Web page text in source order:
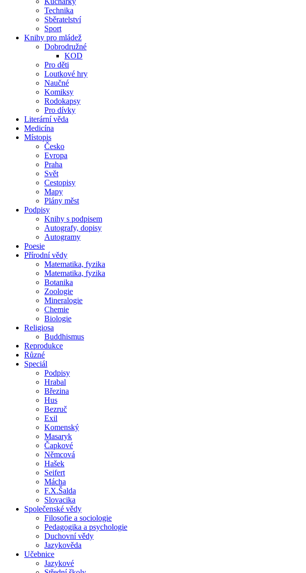
Technika
Sběratelství
Sport
Knihy pro mládež
Dobrodružné
KOD
Pro děti
Loutkové hry
Naučné
Komiksy
Rodokapsy
Pro dívky
Literární věda
Medicína
Místopis
Česko
Evropa
Praha
Svět
Cestopisy
Mapy
Plány měst
Podpisy
Knihy s podpisem
Autografy, dopisy
Autogramy
Poesie
Přírodní vědy
Matematika, fyzika
Matematika, fyzika
Botanika
Zoologie
Mineralogie
Chemie
Biologie
Religiosa
Buddhismus
Reprodukce
Různé
Speciál
Podpisy
Hrabal
Březina
Hus
Bezruč
Exil
Komenský
Masaryk
Čapkové
Němcová
Hašek
Seifert
Mácha
F.X.Šalda
Slovacika
Společenské vědy
Filosofie a sociologie
Pedagogika a psychologie
Duchovní vědy
Jazykověda
Učebnice
Jazykové